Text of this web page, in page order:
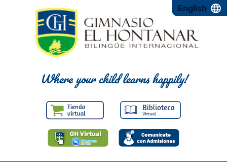
Where your child learns happily!
English